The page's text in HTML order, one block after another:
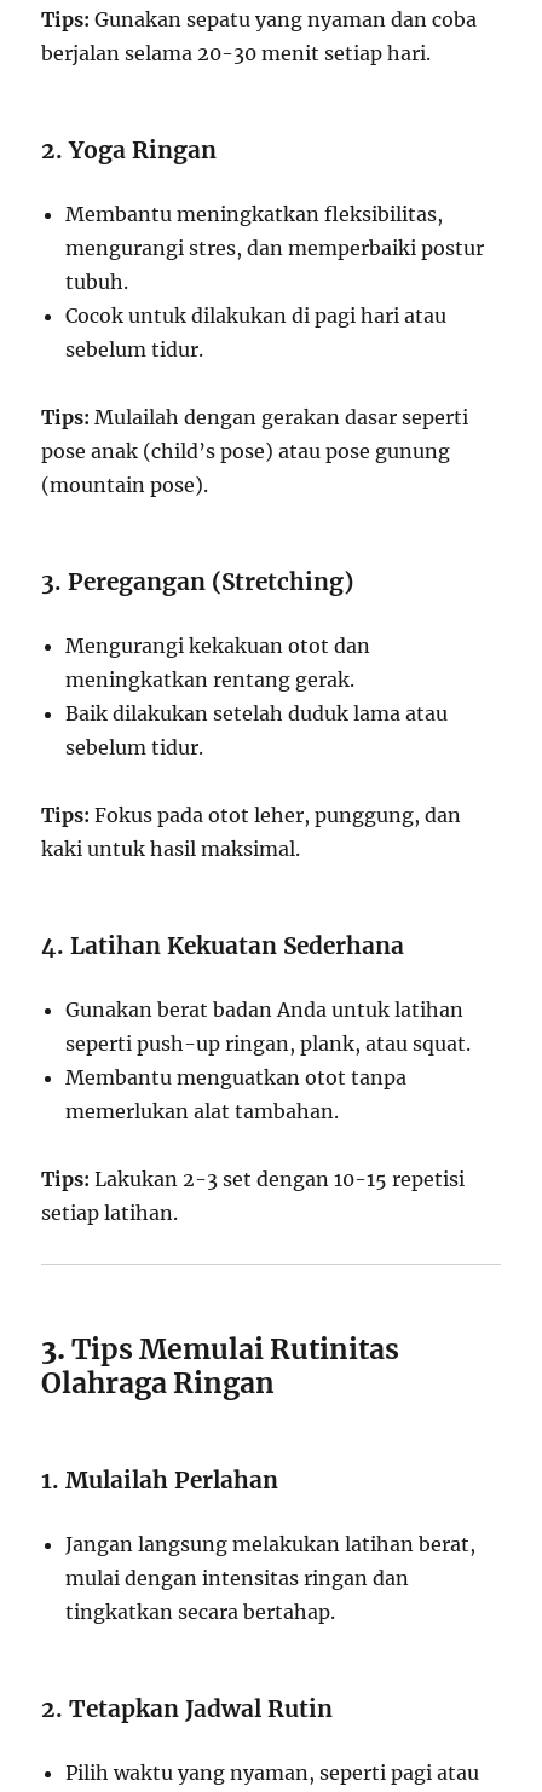
Tips: Gunakan sepatu yang nyaman dan coba
berjalan selama 20-30 menit setiap hari.
2. Yoga Ringan
Membantu meningkatkan fleksibilitas,
mengurangi stres, dan memperbaiki postur
tubuh.
Cocok untuk dilakukan di pagi hari atau
sebelum tidur.
Tips: Mulailah dengan gerakan dasar seperti
pose anak (child’s pose) atau pose gunung
(mountain pose).
3. Peregangan (Stretching)
Mengurangi kekakuan otot dan
meningkatkan rentang gerak.
Baik dilakukan setelah duduk lama atau
sebelum tidur.
Tips: Fokus pada otot leher, punggung, dan
kaki untuk hasil maksimal.
4. Latihan Kekuatan Sederhana
Gunakan berat badan Anda untuk latihan
seperti push-up ringan, plank, atau squat.
Membantu menguatkan otot tanpa
memerlukan alat tambahan.
Tips: Lakukan 2-3 set dengan 10-15 repetisi
setiap latihan.
3.Tips Memulai Rutinitas
Olahraga Ringan
1. Mulailah Perlahan
Jangan langsung melakukan latihan berat,
mulai dengan intensitas ringan dan
tingkatkan secara bertahap.
2. Tetapkan Jadwal Rutin
Pilih waktu yang nyaman, seperti pagi atau